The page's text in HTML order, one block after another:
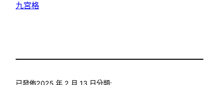
九宮格
已發佈2025 年 2 月 13 日分類: